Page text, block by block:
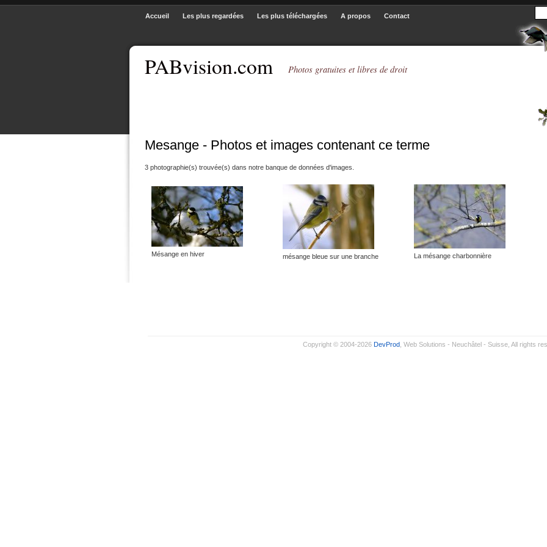
PABvision.com Photos gratuites et libres de droit
Accueil Les plus regardées Les plus téléchargées A propos Contact
Mesange - Photos et images contenant ce terme
3 photographie(s) trouvée(s) dans notre banque de données d'images.
Mésange en hiver mésange bleue sur une branche La mésange charbonnière
Copyright © 2004-2026 DevProd , Web Solutions - Neuchâtel - Suisse, All rights